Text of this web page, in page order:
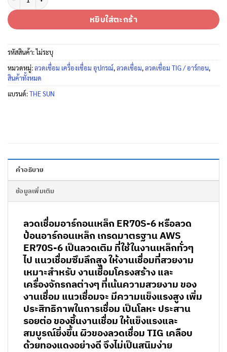
หยิบใส่ตะกร้า
รหัสสินค้า:ไม่ระบุ
หมวดหมู่:ลวดเชื่อม เครื่องเชื่อม อุปกรณ์,ลวดเชื่อม,ลวดเชื่อม TIG / อาร์กอน,
สินค้าทั้งหมด
แบรนด์:THE SUN
คำอธิบาย
ข้อมูลเพิ่มเติม
ลวดเชื่อมอาร์กอนเหล็ก ER70S-6 หรือลวด
ป้อนอาร์กอนเหล็ก เกรดมาตรฐาน AWS
ER70S-6 เป็นลวดเติม ที่ใช้ในงานเหล็กทั่วๆ
ไป แนวเชื่อมซึมลึกสูง ให้งานเชื่อมที่สวยงาม
เหมาะสำหรับ งานเชื่อมโครงสร้าง และ
เครื่องจักรกลต่างๆ ที่เน้นความสวยงาม ของ
งานเชื่อม แนวเชื่อมจะ มีความแข็งแรงสูง เพิ่ม
ประสิทธิภาพในการเชื่อม เป็นโลหะ ประสาน
รอยต่อ ของชิ้นงานเชื่อม ให้แข็งแรงและ
สมบูรณ์ยิ่งขึ้น ผิวของลวดเชื่อม TIG เคลือบ
ด้วยทองแดงอย่างดี จึงไม่เป็นสนิมง่าย